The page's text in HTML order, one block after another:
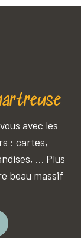
avec les
: cartes,
… Plus
beau massif